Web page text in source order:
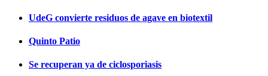
UdeG convierte residuos de agave en biotextil
Quinto Patio
Se recuperan ya de ciclosporiasis